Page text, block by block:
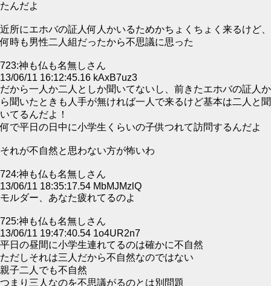
たんだよ
近所にエホバの証人何人かいるためかちょくちょく来るけど、
何時も男性二人組だったから不思議に思った
723:神も仏も名無しさん
13/06/11 16:12:45.16 kAxB7uz3
だから一人か二人としか聞いてないし、前きたエホバの証人か
ら聞いたときも人手が無ければ一人で来るけど基本は二人と聞
いてるんだよ！
何で平日の日中に小学生くらいの子供つれて訪問するんだよ
それが不自然と思わない方が怖いわ
724:神も仏も名無しさん
13/06/11 18:35:17.54 MbMJMzlQ
モルダー、あなた疲れてるのよ
725:神も仏も名無しさん
13/06/11 19:47:40.54 1o4UR2n7
平日の昼間に小学生連れてるのは確かに不自然
ただしそれは三人だから不自然なのではない
親子二人でも不自然
つまり三人なのを不思議がるのとは別問題